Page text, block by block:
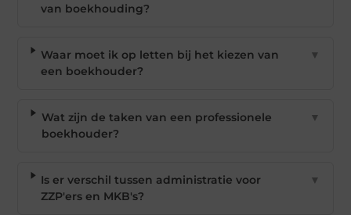
van boekhouding?
Waar moet ik op letten bij het kiezen van
een boekhouder?
▼
Wat zijn de taken van een professionele
boekhouder?
▼
Is er verschil tussen administratie voor
ZZP'ers en MKB's?
▼